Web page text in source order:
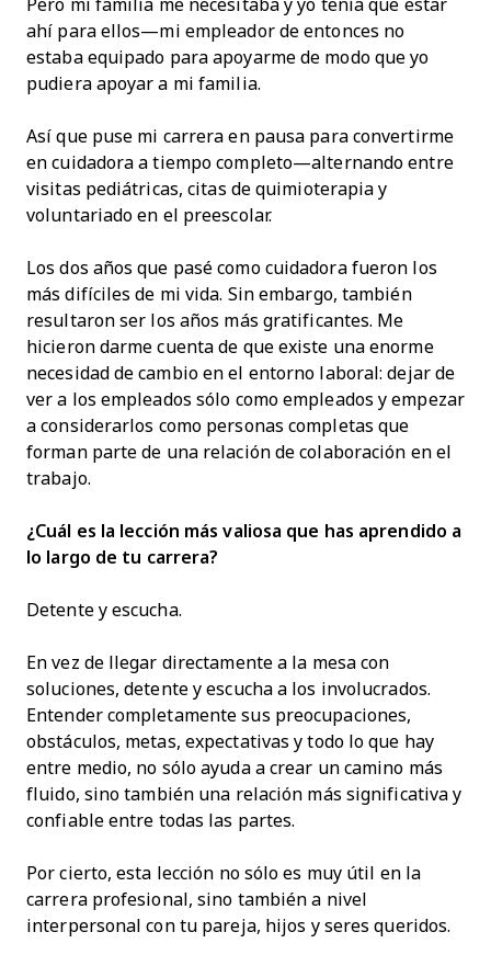
Pero mi familia me necesitaba y yo tenía que estar
ahí para ellos—mi empleador de entonces no
estaba equipado para apoyarme de modo que yo
pudiera apoyar a mi familia.
Así que puse mi carrera en pausa para convertirme
en cuidadora a tiempo completo—alternando entre
visitas pediátricas, citas de quimioterapia y
voluntariado en el preescolar.
Los dos años que pasé como cuidadora fueron los
más difíciles de mi vida. Sin embargo, también
resultaron ser los años más gratificantes. Me
hicieron darme cuenta de que existe una enorme
necesidad de cambio en el entorno laboral: dejar de
ver a los empleados sólo como empleados y empezar
a considerarlos como personas completas que
forman parte de una relación de colaboración en el
trabajo.
¿Cuál es la lección más valiosa que has aprendido a
lo largo de tu carrera?
Detente y escucha.
En vez de llegar directamente a la mesa con
soluciones, detente y escucha a los involucrados.
Entender completamente sus preocupaciones,
obstáculos, metas, expectativas y todo lo que hay
entre medio, no sólo ayuda a crear un camino más
fluido, sino también una relación más significativa y
confiable entre todas las partes.
Por cierto, esta lección no sólo es muy útil en la
carrera profesional, sino también a nivel
interpersonal con tu pareja, hijos y seres queridos.